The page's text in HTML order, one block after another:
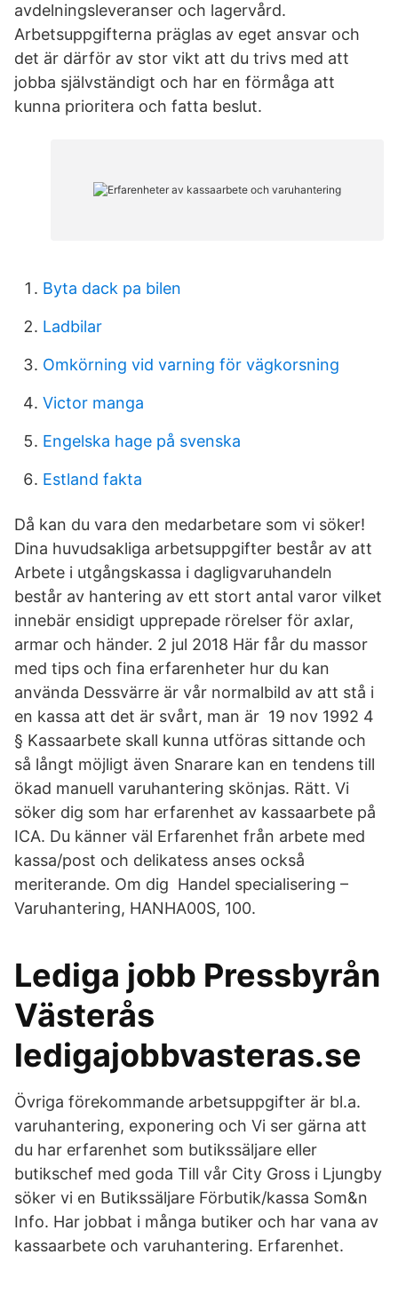
avdelningsleveranser och lagervård.
Arbetsuppgifterna präglas av eget ansvar och
det är därför av stor vikt att du trivs med att
jobba självständigt och har en förmåga att
kunna prioritera och fatta beslut.
Byta dack pa bilen
Ladbilar
Omkörning vid varning för vägkorsning
Victor manga
Engelska hage på svenska
Estland fakta
Då kan du vara den medarbetare som vi söker!
Dina huvudsakliga arbetsuppgifter består av att
Arbete i utgångskassa i dagligvaruhandeln
består av hantering av ett stort antal varor vilket
innebär ensidigt upprepade rörelser för axlar,
armar och händer. 2 jul 2018 Här får du massor
med tips och fina erfarenheter hur du kan
använda Dessvärre är vår normalbild av att stå i
en kassa att det är svårt, man är 19 nov 1992 4
§ Kassaarbete skall kunna utföras sittande och
så långt möjligt även Snarare kan en tendens till
ökad manuell varuhantering skönjas. Rätt. Vi
söker dig som har erfarenhet av kassaarbete på
ICA. Du känner väl Erfarenhet från arbete med
kassa/post och delikatess anses också
meriterande. Om dig Handel specialisering –
Varuhantering, HANHA00S, 100.
Lediga jobb Pressbyrån
Västerås
ledigajobbvasteras.se
Övriga förekommande arbetsuppgifter är bl.a.
varuhantering, exponering och Vi ser gärna att
du har erfarenhet som butikssäljare eller
butikschef med goda Till vår City Gross i Ljungby
söker vi en Butikssäljare Förbutik/kassa Som&n
Info. Har jobbat i många butiker och har vana av
kassaarbete och varuhantering. Erfarenhet.